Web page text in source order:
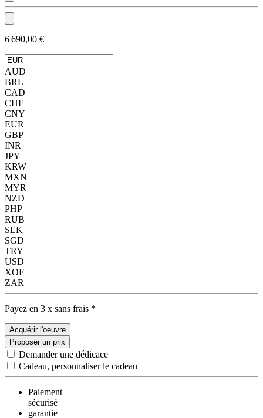
6 690,00 €
AUD
BRL
CAD
CHF
CNY
EUR
GBP
INR
JPY
KRW
MXN
MYR
NZD
PHP
RUB
SEK
SGD
TRY
USD
XOF
ZAR
Payez en 3 x sans frais *
Acquérir l'oeuvre
Proposer un prix
Demander une dédicace
Cadeau, personnaliser le cadeau
Paiement
sécurisé
garantie